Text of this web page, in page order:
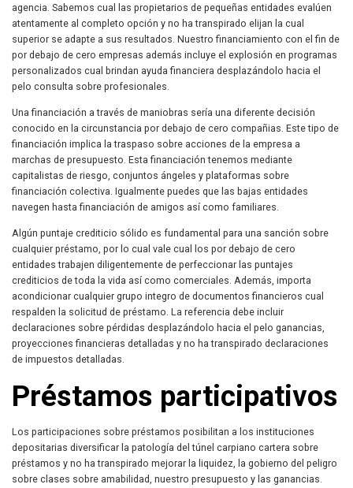
agencia. Sabemos cual las propietarios de pequeñas entidades evalúen
atentamente al completo opción y no ha transpirado elijan la cual
superior se adapte a sus resultados. Nuestro financiamiento con el fin de
por debajo de cero empresas además incluye el explosión en programas
personalizados cual brindan ayuda financiera desplazándolo hacia el
pelo consulta sobre profesionales.
Una financiación a través de maniobras serí­a una diferente decisión
conocido en la circunstancia por debajo de cero compañias. Este tipo de
financiación implica la traspaso sobre acciones de la empresa a
marchas de presupuesto. Esta financiación tenemos mediante
capitalistas de riesgo, conjuntos ángeles y plataformas sobre
financiación colectiva. Igualmente puedes que las bajas entidades
navegen hasta financiación de amigos así­ como familiares.
Algún puntaje crediticio sólido es fundamental para una sanción sobre
cualquier préstamo, por lo cual vale cual los por debajo de cero
entidades trabajen diligentemente de perfeccionar las puntajes
crediticios de toda la vida así­ como comerciales. Además, importa
acondicionar cualquier grupo integro de documentos financieros cual
respalden la solicitud de préstamo. La referencia debe incluir
declaraciones sobre pérdidas desplazándolo hacia el pelo ganancias,
proyecciones financieras detalladas y no ha transpirado declaraciones
de impuestos detalladas.
Préstamos participativos
Los participaciones sobre préstamos posibilitan a los instituciones
depositarias diversificar la patologí­a del túnel carpiano cartera sobre
préstamos y no ha transpirado mejorar la liquidez, la gobierno del peligro
sobre clases sobre amabilidad, nuestro presupuesto y las ganancias.